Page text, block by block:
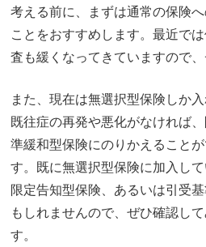
考える前に、まずは通常の保険
ことをおすすめします。最近で
査も緩くなってきていますので、
また、現在は無選択型保険しか
既往症の再発や悪化がなければ
準緩和型保険にのりかえること
す。既に無選択型保険に加入し
限定告知型保険、あるいは引受
もしれませんので、ぜひ確認し
す。